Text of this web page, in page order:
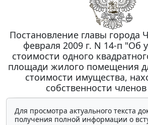
Постановление главы города
февраля 2009 г. N 14-п "Об
стоимости одного
площади жилого помещения
стоимости имущества,
собственности
Для просмотра актуального текста
получения полной информации о